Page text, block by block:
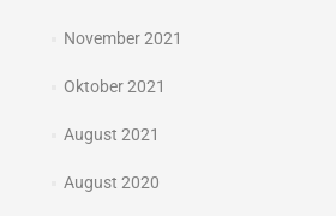
November 2021
Oktober 2021
August 2021
August 2020